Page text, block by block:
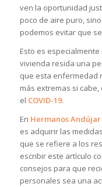
ven la oportunidad
poco de aire puro,
podemos evitar que
Esto es
vivienda resida una
que esta enfermedad
más extremas si
el COVID-19.
En Hermanos
es adquirir las
que se refiere a los
escribir este artículo
consejos para que
personales sea una